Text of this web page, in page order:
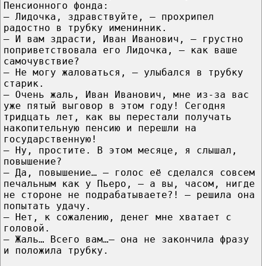
Пенсионного фонда:
— Лидочка, здравствуйте, — прохрипел
радостно в трубку именинник.
— И вам здрасти, Иван Иванович, — грустно
поприветствовала его Лидочка, — как ваше
самочувствие?
— Не могу жаловаться, — улыбался в трубку
старик.
— Очень жаль, Иван Иванович, мне из-за вас
уже пятый выговор в этом году! Сегодня
тридцать лет, как вы перестали получать
накопительную пенсию и перешли на
государственную!
— Ну, простите. В этом месяце, я слышал,
повышение?
— Да, повышение… — голос её сделался совсем
печальным как у Пьеро, — а вы, часом, нигде
не стороне не подрабатываете?! — решила она
попытать удачу.
— Нет, к сожалению, денег мне хватает с
головой.
— Жаль… Всего вам…— она не закончила фразу
и положила трубку.